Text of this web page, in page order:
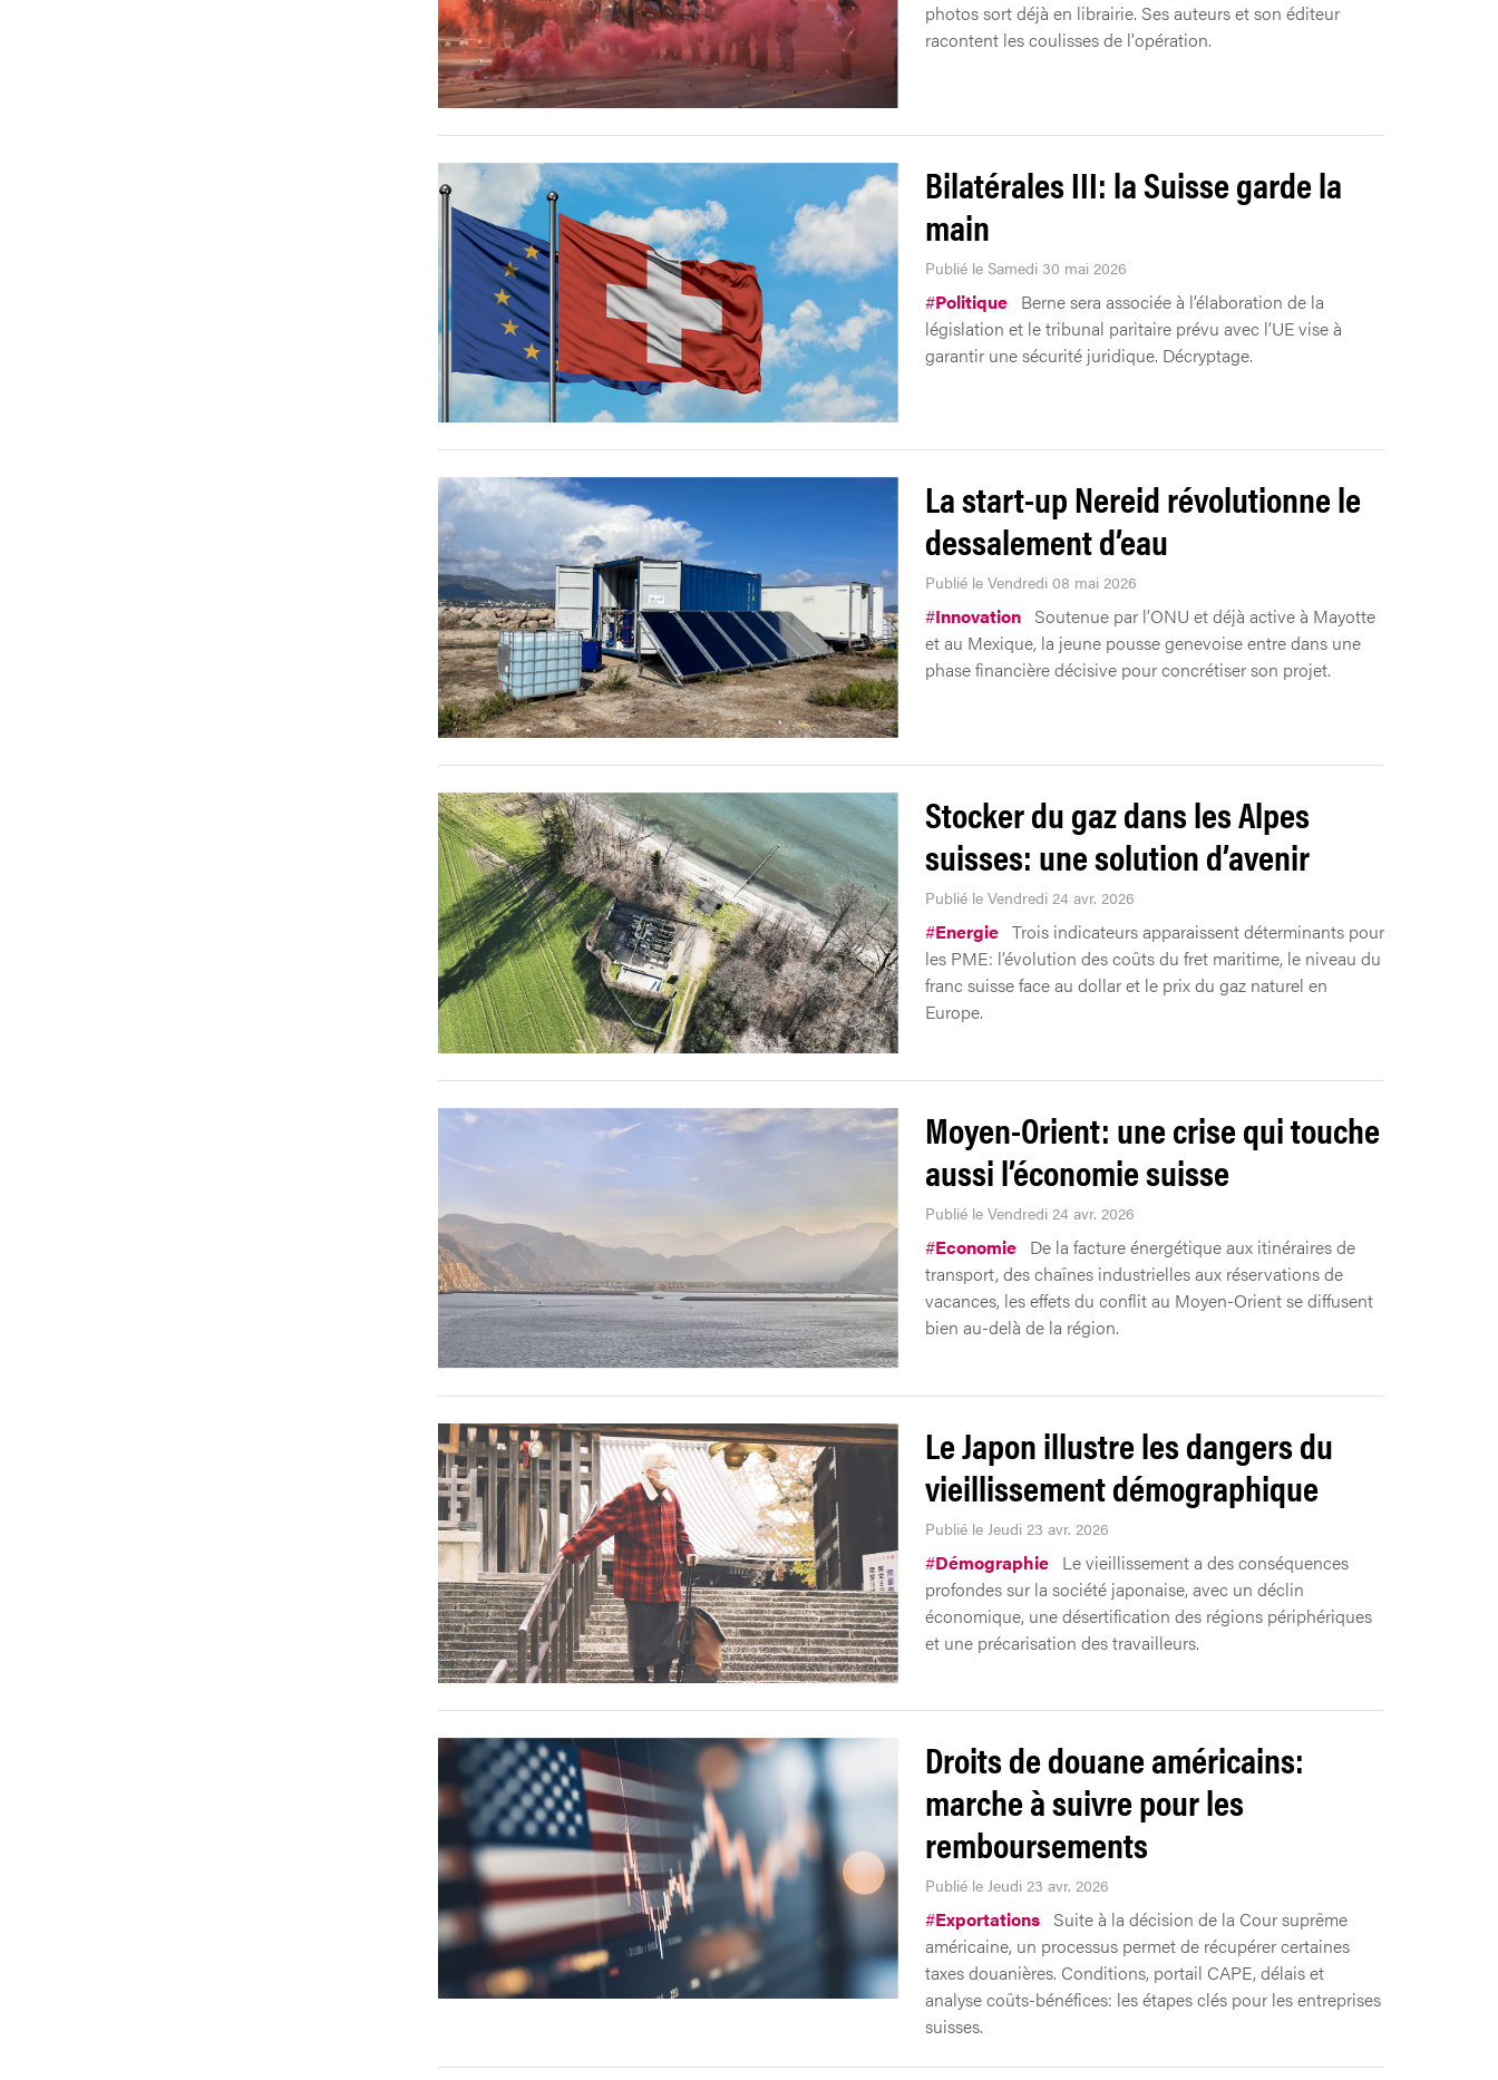
photos sort déjà en librairie. Ses auteurs et son éditeur
racontent les coulisses de l'opération.
Bilatérales III: la Suisse garde la
main
Publié le Samedi 30 mai 2026
#Politique Berne sera associée à l’élaboration de la
législation et le tribunal paritaire prévu avec l’UE vise à
garantir une sécurité juridique. Décryptage.
La start-up Nereid révolutionne le
dessalement d’eau
Publié le Vendredi 08 mai 2026
#Innovation Soutenue par l’ONU et déjà active à Mayotte
et au Mexique, la jeune pousse genevoise entre dans une
phase financière décisive pour concrétiser son projet.
Stocker du gaz dans les Alpes
suisses: une solution d’avenir
Publié le Vendredi 24 avr. 2026
#Energie Trois indicateurs apparaissent déterminants pour
les PME: l’évolution des coûts du fret maritime, le niveau du
franc suisse face au dollar et le prix du gaz naturel en
Europe.
Moyen-Orient: une crise qui touche
aussi l’économie suisse
Publié le Vendredi 24 avr. 2026
#Economie De la facture énergétique aux itinéraires de
transport, des chaînes industrielles aux réservations de
vacances, les effets du conflit au Moyen-Orient se diffusent
bien au-delà de la région.
Le Japon illustre les dangers du
vieillissement démographique
Publié le Jeudi 23 avr. 2026
#Démographie Le vieillissement a des conséquences
profondes sur la société japonaise, avec un déclin
économique, une désertification des régions périphériques
et une précarisation des travailleurs.
Droits de douane américains:
marche à suivre pour les
remboursements
Publié le Jeudi 23 avr. 2026
#Exportations Suite à la décision de la Cour suprême
américaine, un processus permet de récupérer certaines
taxes douanières. Conditions, portail CAPE, délais et
analyse coûts-bénéfices: les étapes clés pour les entreprises
suisses.